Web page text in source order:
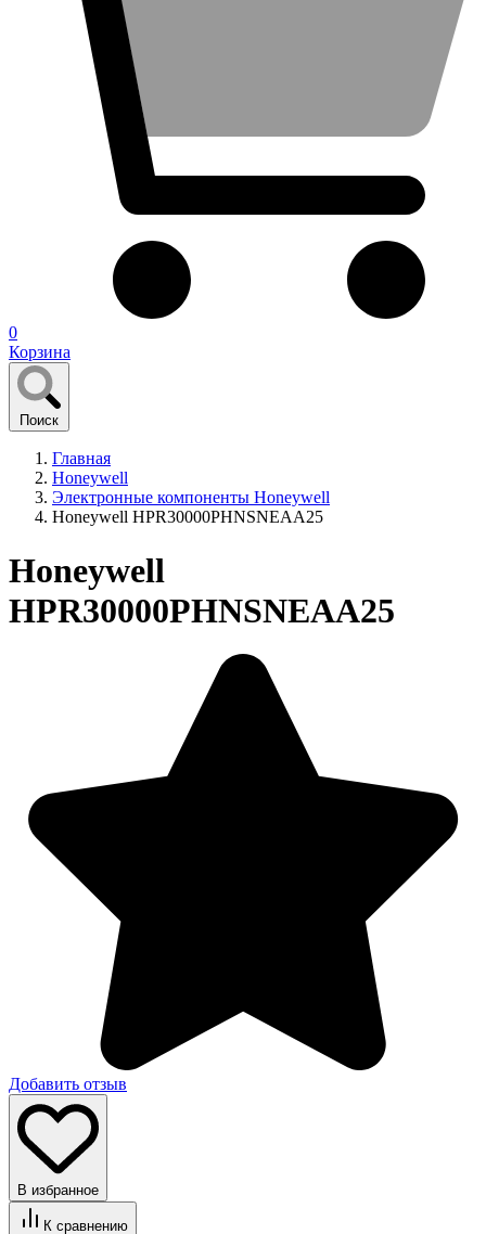
0
Корзина
Поиск
Главная
Honeywell
Электронные компоненты Honeywell
Honeywell HPR30000PHNSNEAA25
Honeywell
HPR30000PHNSNEAA25
Добавить отзыв
В избранное
К сравнению